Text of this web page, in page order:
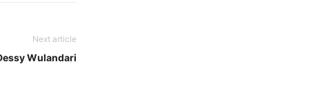
Next article
Wulandari